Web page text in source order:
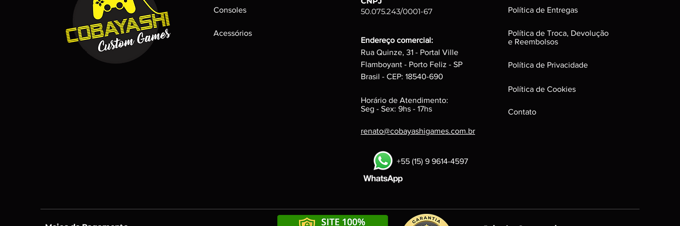
disco, podem possuir leves riscos que não
Podem possuir pequenas avarias, que não irão afetar
a integridade do produto.
Consoles
Acessórios
50.075.243/0001-67
Endereço comercial:
Rua Quinze, 31 - Portal Ville
Flamboyant - Porto Feliz - SP
Brasil - CEP: 18540-690
Horário de Atendimento:
Seg - Sex: 9hs - 17hs
renato@cobayashigames.com.br
+55 (15) 9 9614-4597
Política de Entregas
Política de Troca, Devolução
e Reembolsos
Política de Privacidade
Política de Cookies
Contato